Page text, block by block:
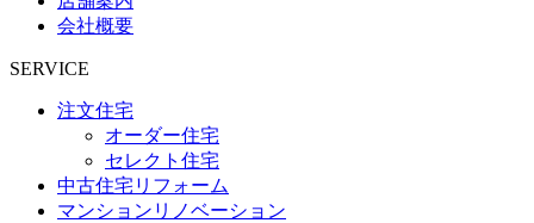
会社概要
SERVICE
注文住宅
オーダー住宅
セレクト住宅
中古住宅リフォーム
マンションリノベーション